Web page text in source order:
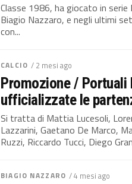
Classe 1986, ha giocato in serie
Biagio Nazzaro, e negli ultimi
con...
CALCIO / 2 mesi ago
Promozione / Portuali
ufficializzate le
Si tratta di Mattia Lucesoli,
Lazzarini, Gaetano De Marco,
Ruzzi, Riccardo Tucci, Diego
BIAGIO NAZZARO / 4 mesi ago